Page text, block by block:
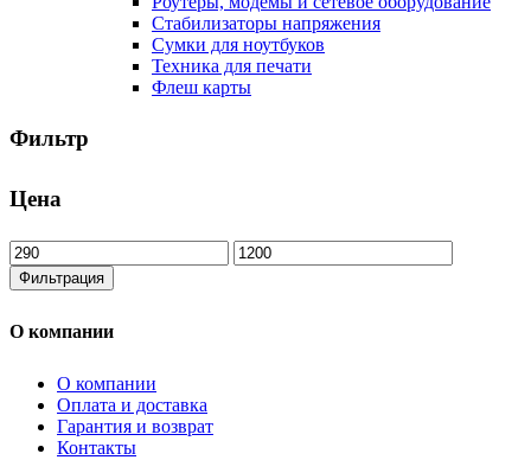
Стабилизаторы напряжения
Сумки для ноутбуков
Техника для печати
Флеш карты
Фильтр
Цена
Минимальная
цена
Максимальная
цена
Фильтрация
О компании
О компании
Оплата и доставка
Гарантия и возврат
Контакты